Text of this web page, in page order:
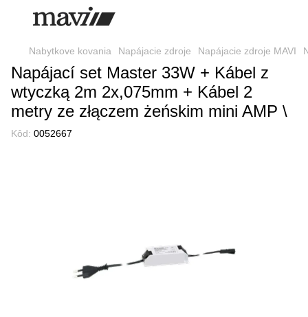
Nabytkove kovania Napájacie zdroje Napájacie zdroje MAVI
Napájací set Master 33W + Kábel z
wtyczką 2m 2x,075mm + Kábel 2
metry ze złączem żeńskim mini AMP \
Kôd: 0052667